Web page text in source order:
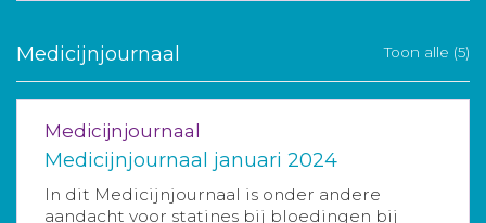
Medicijnjournaal Toon alle (5)
Medicijnjournaal
Medicijnjournaal januari 2024
In dit Medicijnjournaal is onder andere
aandacht voor statines bij bloedingen bij